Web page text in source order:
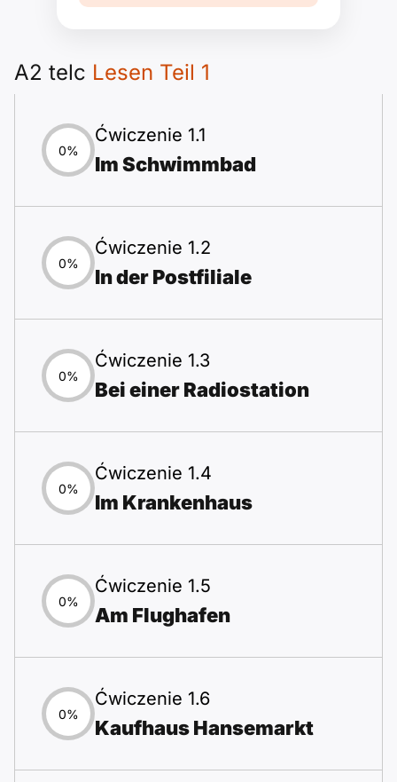
A2 telc Lesen Teil 1
0%
Ćwiczenie 1.1
Im Schwimmbad
0%
Ćwiczenie 1.2
In der Postfiliale
0%
Ćwiczenie 1.3
Bei einer Radiostation
0%
Ćwiczenie 1.4
Im Krankenhaus
0%
Ćwiczenie 1.5
Am Flughafen
0%
Ćwiczenie 1.6
Kaufhaus Hansemarkt